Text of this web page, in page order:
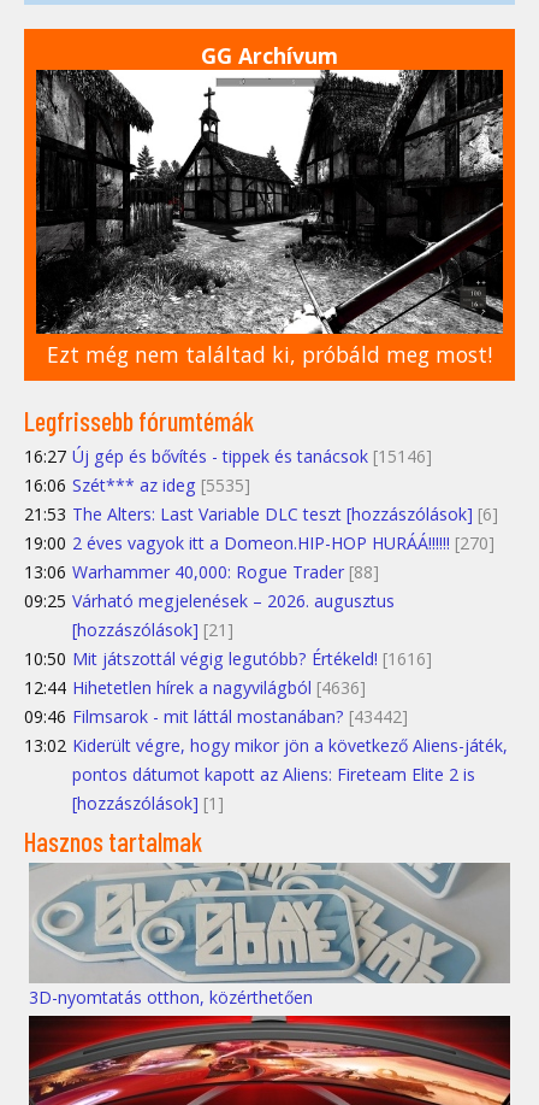
GG Archívum
Ezt még nem találtad ki, próbáld meg most!
Legfrissebb fórumtémák
16:27 Új gép és bővítés - tippek és tanácsok [15146]
16:06 Szét*** az ideg [5535]
21:53 The Alters: Last Variable DLC teszt [hozzászólások] [6]
19:00 2 éves vagyok itt a Domeon.HIP-HOP HURÁÁ!!!!!! [270]
13:06 Warhammer 40,000: Rogue Trader [88]
09:25 Várható megjelenések – 2026. augusztus
[hozzászólások] [21]
10:50 Mit játszottál végig legutóbb? Értékeld! [1616]
12:44 Hihetetlen hírek a nagyvilágból [4636]
09:46 Filmsarok - mit láttál mostanában? [43442]
13:02 Kiderült végre, hogy mikor jön a következő Aliens-játék,
pontos dátumot kapott az Aliens: Fireteam Elite 2 is
[hozzászólások] [1]
Hasznos tartalmak
3D-nyomtatás otthon, közérthetően